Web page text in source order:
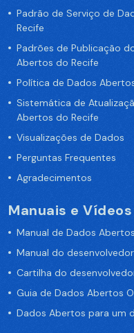
Padrão de Serviço de
Recife
Padrões de Publicação
Abertos do Recife
Política de Dados
Sistemática de
Abertos do Recife
Visualizações de Dados
Perguntas Frequentes
Agradecimentos
Manuais e Vídeos
Manual de Dados
Manual do
Cartilha do
Guia de Dados Abertos
Dados Abertos para um